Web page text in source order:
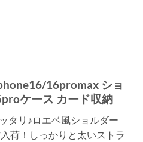
16promax ショ
ケース カード収納
タリ♪ロエベ風ショルダー
荷！しっかりと太いストラ